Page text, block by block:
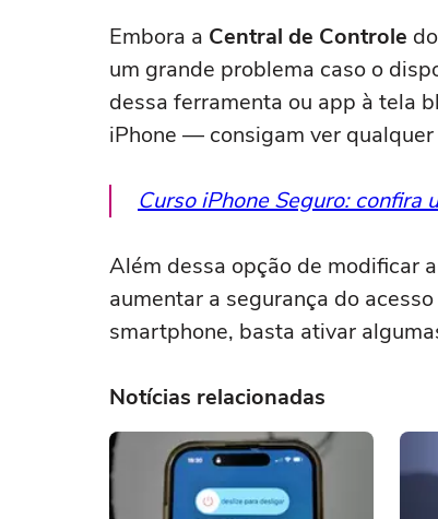
Embora a Central de Controle
um grande problema caso o
dessa ferramenta ou app à tela
iPhone — consigam ver
Curso iPhone Seguro:
Além dessa opção de modificar
aumentar a segurança do
smartphone, basta ativar
Notícias relacionadas